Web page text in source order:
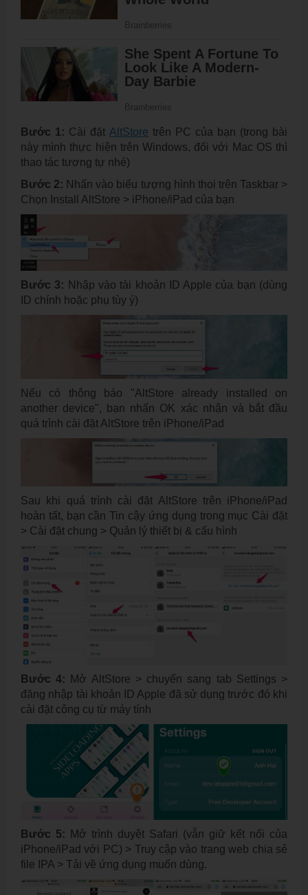
Bước 1: Cài đặt AltStore trên PC của bạn (trong bài
này mình thực hiện trên Windows, đối với Mac OS thì
thao tác tương tự nhé)
Bước 2: Nhấn vào biểu tượng hình thoi trên Taskbar >
Chọn Install AltStore > iPhone/iPad của bạn
Bước 3: Nhập vào tài khoản ID Apple của bạn (dùng
ID chính hoặc phụ tùy ý)
Nếu có thông báo "AltStore already installed on
another device", bạn nhấn OK xác nhận và bắt đầu
quá trình cài đặt AltStore trên iPhone/iPad
Sau khi quá trình cài đặt AltStore trên iPhone/iPad
hoàn tất, bạn cần Tin cậy ứng dụng trong mục Cài đặt
> Cài đặt chung > Quản lý thiết bị & cấu hình
Bước 4: Mở AltStore > chuyển sang tab Settings >
đăng nhập tài khoản ID Apple đã sử dụng trước đó khi
cài đặt công cụ từ máy tính
Bước 5: Mở trình duyệt Safari (vẫn giữ kết nối của
iPhone/iPad với PC) > Truy cập vào trang web chia sẻ
file IPA > Tải về ứng dụng muốn dùng.